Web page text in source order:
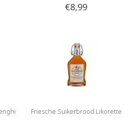
€8,99
Friesche Suikerbrood Likorette